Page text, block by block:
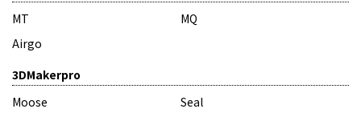
MT
MQ
Airgo
3DMakerpro
Moose
Seal